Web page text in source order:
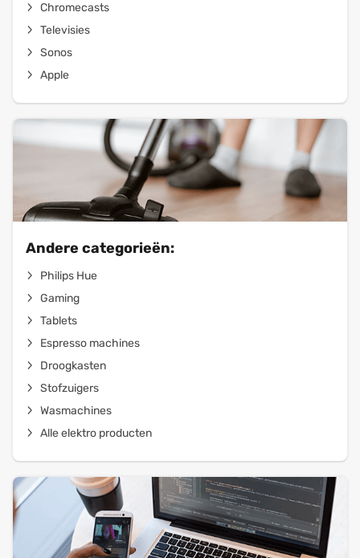
Chromecasts
Televisies
Sonos
Apple
Andere categorieën:
Philips Hue
Gaming
Tablets
Espresso machines
Droogkasten
Stofzuigers
Wasmachines
Alle elektro producten